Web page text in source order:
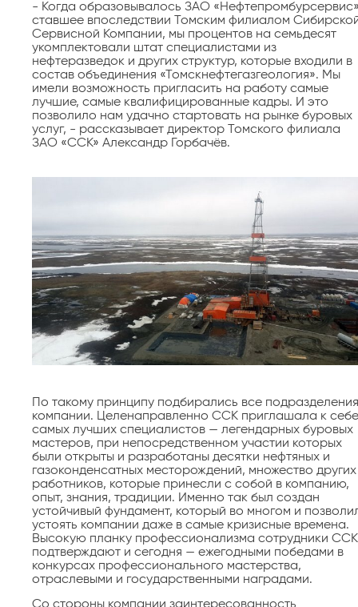
- Когда образовывалось ЗАО
ставшее впоследствии Томским филиалом
Сервисной Компании, мы процентов на семьдесят
укомплектовали штат специалистами из
нефтеразведок и других структур, которые входили в
состав объединения «Томскнефтегазгеология». Мы
имели возможность пригласить на работу самые
лучшие, самые квалифицированные кадры. И это
позволило нам удачно стартовать на рынке буровых
услуг, - рассказывает директор Томского филиала
ЗАО «ССК» Александр Горбачёв.
По такому принципу подбирались все подразделения
компании. Целенаправленно ССК приглашала к себе
самых лучших специалистов — легендарных буровых
мастеров, при непосредственном участии которых
были открыты и разработаны десятки нефтяных и
газоконденсатных месторождений, множество других
работников, которые принесли с собой в компанию,
опыт, знания, традиции. Именно так был создан
устойчивый фундамент, который во многом и
устоять компании даже в самые кризисные времена.
Высокую планку профессионализма сотрудники ССК
подтверждают и сегодня — ежегодными победами в
конкурсах профессионального мастерства,
отраслевыми и государственными наградами.
Со стороны компании заинтересованность